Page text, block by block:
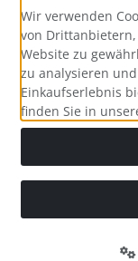
Alle Preise
durchgestrichenen
Wir verwenden
von
Website zu
zu analysieren
Einkaufserlebnis
finden Sie in